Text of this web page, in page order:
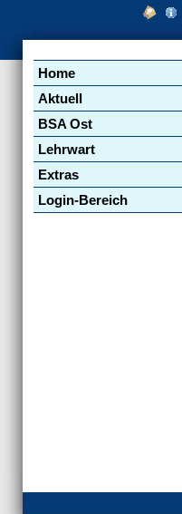
Navigation
überspringen
Home
Aktuell
BSA Ost
Lehrwart
Extras
Login-Bereich